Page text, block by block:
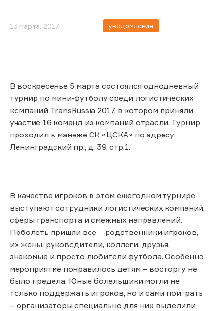
13 марта, 2017 уведомления
В воскресенье 5 марта состоялся однодневный
турнир по мини-футболу среди логистических
компаний TransRussia 2017, в котором приняли
участие 16 команд из компаний отрасли. Турнир
проходил в манеже СК «ЦСКА» по адресу
Ленинградский пр., д. 39, стр.1.
В качестве игроков в этом ежегодном турнире
выступают сотрудники логистических компаний,
сферы транспорта и смежных направлений.
Поболеть пришли все – родственники игроков,
их жены, руководители, коллеги, друзья,
знакомые и просто любители футбола. Особенно
мероприятие понравилось детям – восторгу не
было предела. Юные болельщики могли не
только поддержать игроков, но и сами поиграть
– организаторы специально для них выделили